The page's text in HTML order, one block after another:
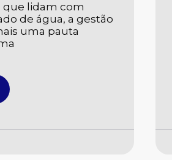
que lidam com
de água, a gestão
uma pauta